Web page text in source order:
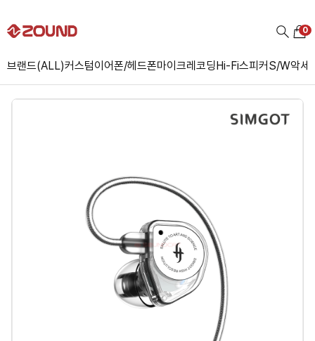
브랜드(ALL)커스텀이어폰/헤드폰마이크레코딩Hi-Fi스피커S/W악세
0